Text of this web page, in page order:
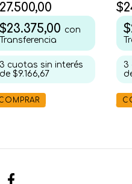
$23.375,00 con
Transferencia
3 cuotas sin interés
de $9.166,67
3